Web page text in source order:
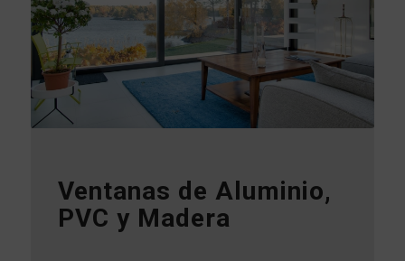
Ventanas de Aluminio,
PVC y Madera